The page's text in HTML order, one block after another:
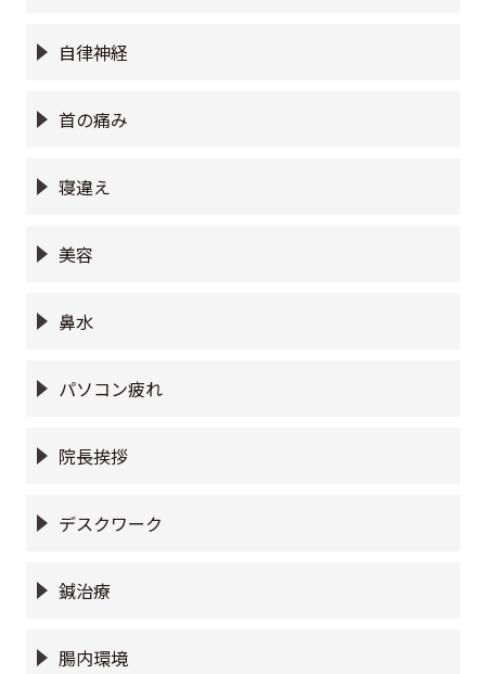
自律神経
首の痛み
寝違え
美容
鼻水
パソコン疲れ
院長挨拶
デスクワーク
鍼治療
腸内環境